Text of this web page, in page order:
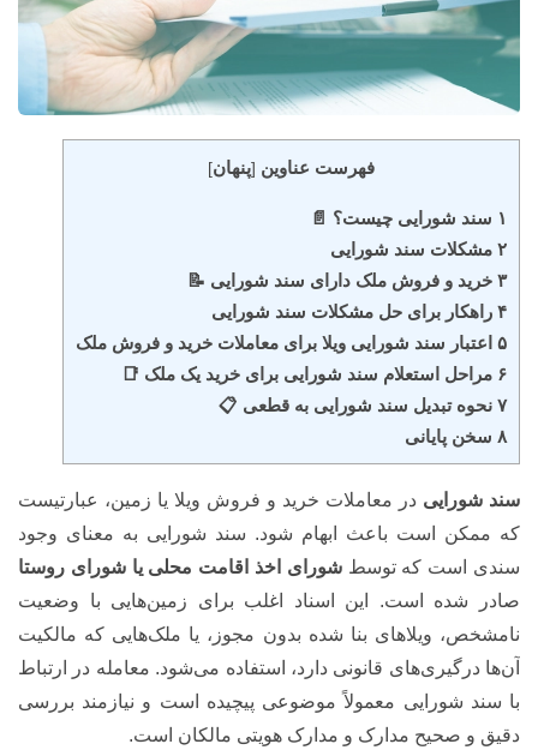
فهرست عناوین [پنهان]
۱ سند شورایی چیست؟ 📄
۲ مشکلات سند شورایی
۳ خرید و فروش ملک دارای سند شورایی 📝
۴ راهکار برای حل مشکلات سند شورایی
۵ اعتبار سند شورایی ویلا برای معاملات خرید و فروش ملک
۶ مراحل استعلام سند شورایی برای خرید یک ملک 📑
۷ نحوه تبدیل سند شورایی به قطعی 📋
۸ سخن پایانی
سند شورایی در معاملات خرید و فروش ویلا یا زمین، عبارتیست
که ممکن است باعث ابهام شود. سند شورایی به معنای وجود
سندی است که توسطشورای اخذ اقامت محلی یا شورای روستا
صادر شده است. این اسناد اغلب برای زمین‌هایی با وضعیت
نامشخص، ویلاهای بنا شده بدون مجوز، یا ملک‌هایی که مالکیت
آن‌ها درگیری‌های قانونی دارد، استفاده می‌شود. معامله در ارتباط
با سند شورایی معمولاً موضوعی پیچیده است و نیازمند بررسی
دقیق و صحیح مدارک و مدارک هویتی مالکان است.